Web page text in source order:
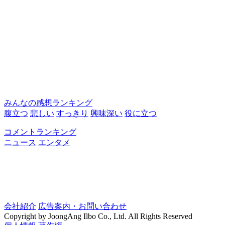
みんなの感想ランキング
腹立つ 悲しい すっきり 興味深い 役に立つ
コメントランキング
ニュース エンタメ
会社紹介 広告案内・お問い合わせ
Copyright by JoongAng Ilbo Co., Ltd. All Rights Reserved